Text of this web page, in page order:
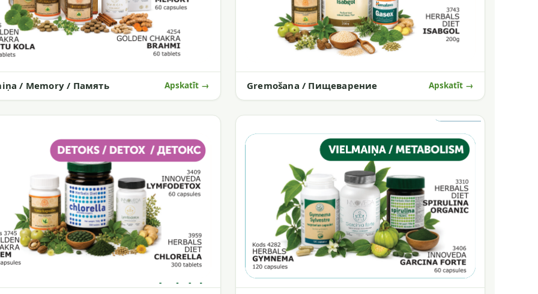
/ Memory / Память Apskatīt → Gremošana / Пищеварение Apskatīt →